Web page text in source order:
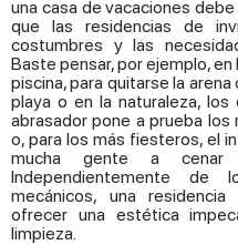
una casa de vacaciones
que las residencias de
costumbres y las
Baste pensar, por ejemplo,
piscina, para quitarse la
playa o en la naturaleza,
abrasador pone a prueba
o, para los más fiesteros, el
mucha gente a
Independientemente de
mecánicos, una
ofrecer una estética
limpieza.